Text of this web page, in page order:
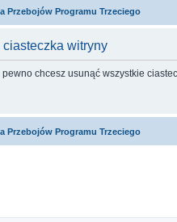
Przebojów Programu Trzeciego
ciasteczka witryny
pewno chcesz usunąć wszystkie
Przebojów Programu Trzeciego